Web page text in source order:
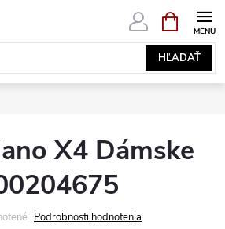
HĽADAŤ
KOŠÍK
X4 Dámske
Podrobnosti hodnotenia